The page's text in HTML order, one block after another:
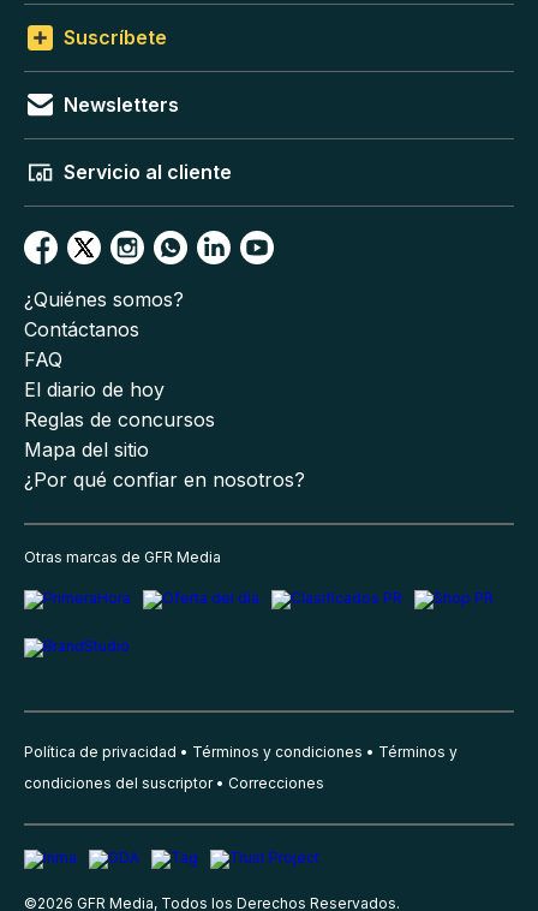
Suscríbete
Newsletters
Servicio al cliente
¿Quiénes somos?
Contáctanos
FAQ
El diario de hoy
Reglas de concursos
Mapa del sitio
¿Por qué confiar en nosotros?
Otras marcas de GFR Media
Política de privacidad Términos y condiciones
Términos y
condiciones del suscriptor
Correcciones
©2026 GFR Media, Todos los Derechos Reservados.